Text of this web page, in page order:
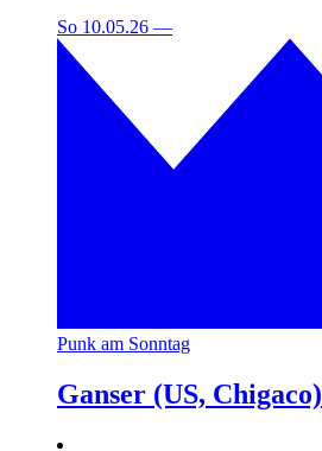
So 10.05.26 —
Punk am Sonntag
Ganser (US, Chigaco)